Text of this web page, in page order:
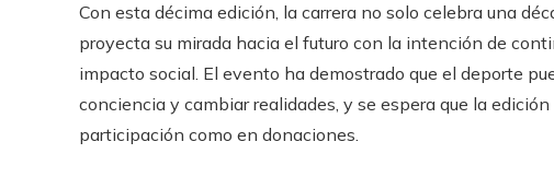
Con esta décima edición, la carrera no solo celebra una
proyecta su mirada hacia el futuro con la intención de
impacto social. El evento ha demostrado que el deporte
conciencia y cambiar realidades, y se espera que la
participación como en donaciones.